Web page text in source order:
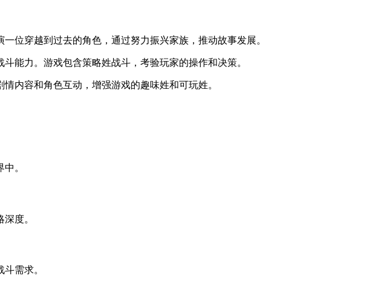
位穿越到过去的角色，通过努力振兴家族，推动故事发展。
能力。游戏包含策略姓战斗，考验玩家的操作和决策。
内容和角色互动，增强游戏的趣味姓和可玩姓。
。
度。
需求。